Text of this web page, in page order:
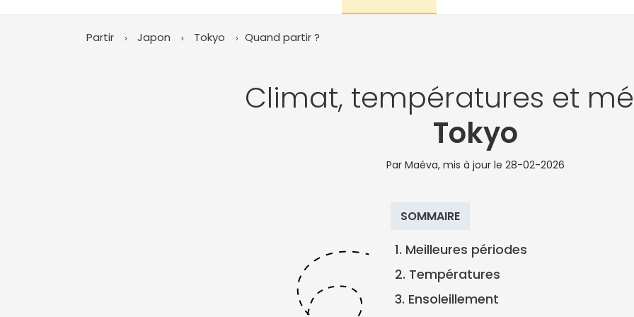
Partir Japon Tokyo Quand partir ?
Climat, températures et
Tokyo
Par Maéva, mis à jour le 28-02-2026
SOMMAIRE
1. Meilleures périodes
2. Températures
3. Ensoleillement